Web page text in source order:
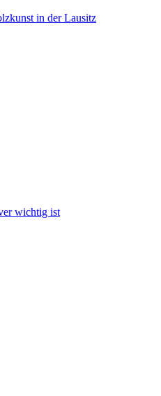
in der Lausitz
wichtig ist